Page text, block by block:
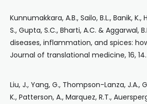
Kunnumakkara, A.B., Sailo, B.L., Banik, K.,
S., Gupta, S.C., Bharti, A.C. & Aggarwal,
diseases, inflammation, and spices:
Journal of translational medicine, 16, 14.
Liu, J., Yang, G., Thompson-Lanza, J.A.,
K., Patterson, A., Marquez, R.T.,